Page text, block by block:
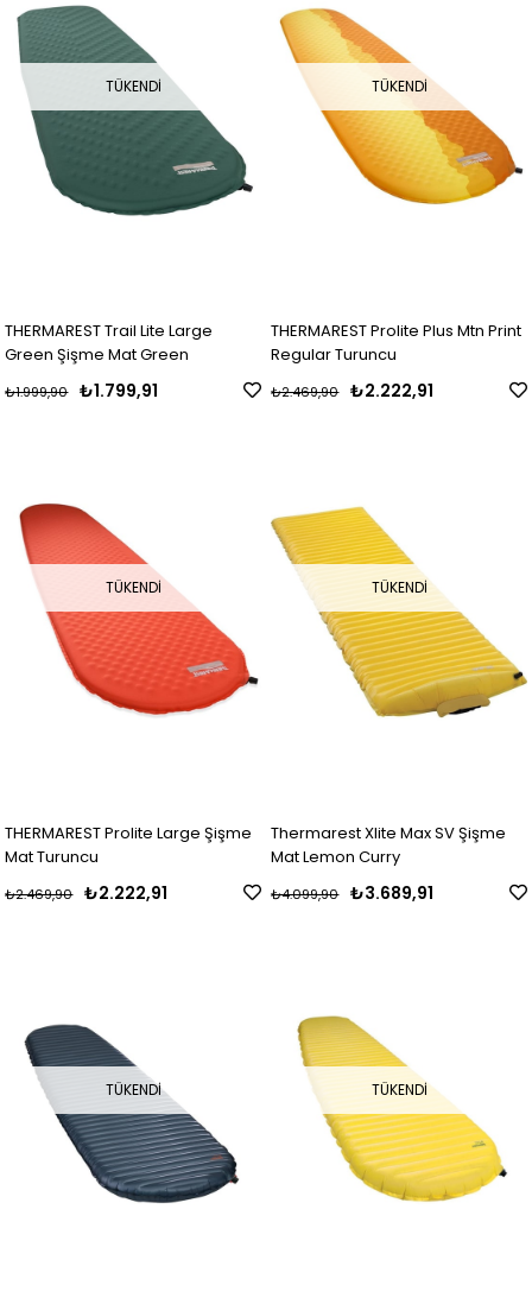
TÜKENDI
THERMAREST Trail Lite Large
Green Şişme Mat Green
₺1.799,91
₺1.999,90
TÜKENDI
THERMAREST Prolite Plus Mtn Print
Regular Turuncu
₺2.222,91
₺2.469,90
TÜKENDI
THERMAREST Prolite Large Şişme
Mat Turuncu
₺2.222,91
₺2.469,90
TÜKENDI
Thermarest Xlite Max SV Şişme
Mat Lemon Curry
₺3.689,91
₺4.099,90
TÜKENDI TÜKENDI